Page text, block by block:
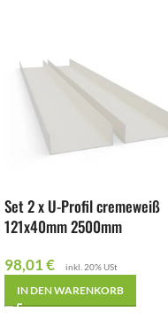
Set 2 x U-Profil cremeweiß
121x40mm 2500mm
98,01€ inkl. 20% USt
IN DEN WARENKORB